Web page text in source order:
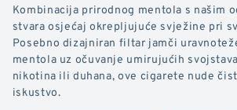
Kombinacija prirodnog mentola s našim
stvara osjećaj okrepljujuće svježine pri
Posebno dizajniran filtar jamči
mentola uz očuvanje umirujućih
nikotina ili duhana, ove cigarete nude
iskustvo.